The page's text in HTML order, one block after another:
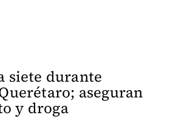
siete durante
aseguran
y droga